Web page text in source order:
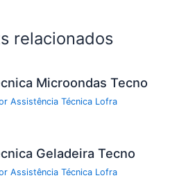
relacionados
Microondas Tecno
Assistência Técnica Lofra
Geladeira Tecno
Assistência Técnica Lofra